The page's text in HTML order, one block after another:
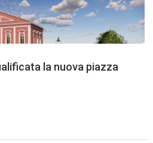
la nuova piazza